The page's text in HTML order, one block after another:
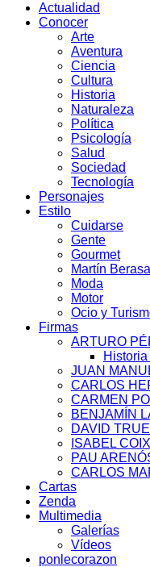
Actualidad
Conocer
Arte
Aventura
Ciencia
Cultura
Historia
Naturaleza
Política
Psicología
Salud
Sociedad
Tecnología
Personajes
Estilo
Cuidarse
Gente
Gourmet
Martín
Moda
Motor
Ocio y
Firmas
ARTURO
JUAN
CARLOS
CARMEN
BENJAMÍN
DAVID
ISABEL
PAU
CARLOS
Cartas
Zenda
Multimedia
Galerías
Vídeos
ponlecorazon